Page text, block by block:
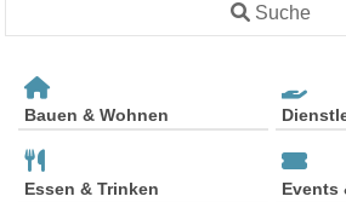
Suche
Bauen & Wohnen
Essen & Trinken Events